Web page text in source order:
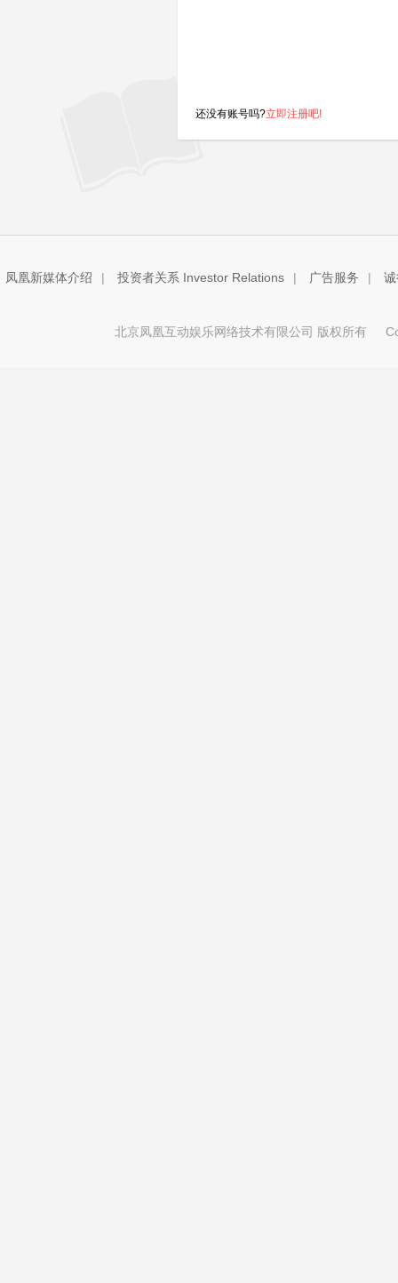
还没有账号吗?立即注册吧!
凤凰新媒体介绍 | 投资者关系 Investor Relations | 广告服务 |
北京凤凰互动娱乐网络技术有限公司 版权所有